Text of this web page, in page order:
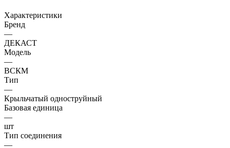
Характеристики
Бренд
—
ДЕКАСТ
Модель
—
ВСКМ
Тип
—
Крыльчатый одноструйный
Базовая единица
—
шт
Тип соединения
—